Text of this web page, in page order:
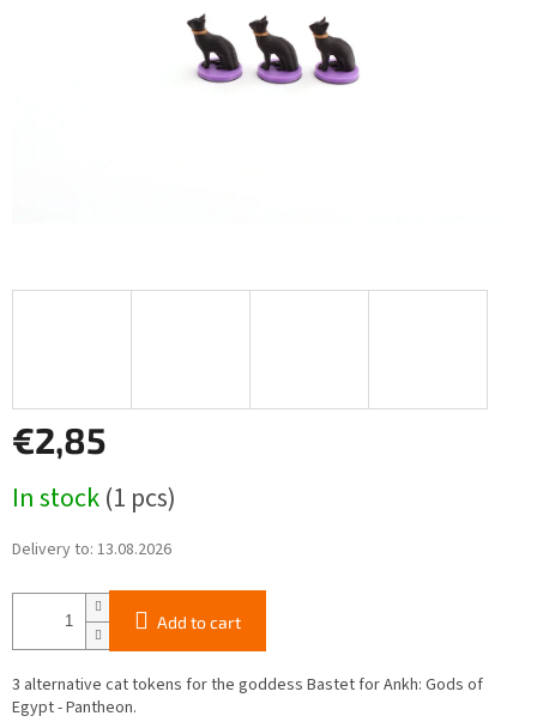
€2,85
price:
In stock(1 pcs)
Delivery to: 13.08.2026
Add to cart
3 alternative cat tokens for the goddess Bastet for Ankh: Gods of
Egypt - Pantheon.